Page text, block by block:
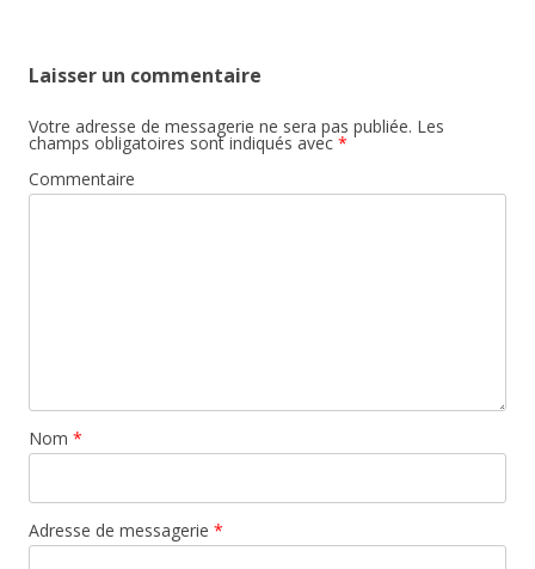
Laisser un commentaire
Votre adresse de messagerie ne sera pas publiée. Les
champs obligatoires sont indiqués avec *
Commentaire
Nom *
Adresse de messagerie *